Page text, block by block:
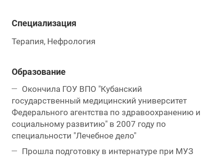
Специализация
Терапия, Нефрология
Образование
Окончила ГОУ ВПО "Кубанский
государственный медицинский университет
Федерального агентства по здравоохранению и
социальному развитию" в 2007 году по
специальности "Лечебное дело"
Прошла подготовку в интернатуре при МУЗ